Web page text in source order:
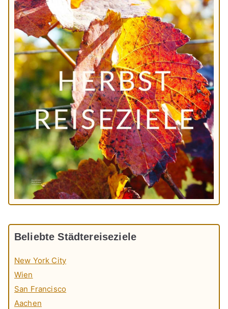
Beliebte Städtereiseziele
New York City
Wien
San Francisco
Aachen